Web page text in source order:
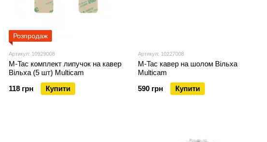
Розпродаж
Артикул: 10929008
M-Tac комплект липучок на кавер
Вільха (5 шт) Multicam
118 грн
Купити
Артикул: 10227008
M-Tac кавер на шолом Вільха
Multicam
590 грн
Купити